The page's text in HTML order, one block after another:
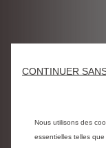
CONTINUER
Nous utilisons des
essentielles telles